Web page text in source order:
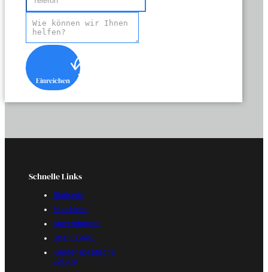
Einreichen
Schnelle Links
Startseite
Maschinen
Anwendungen
Über CGVAC
Kundenspezifische
Lösung